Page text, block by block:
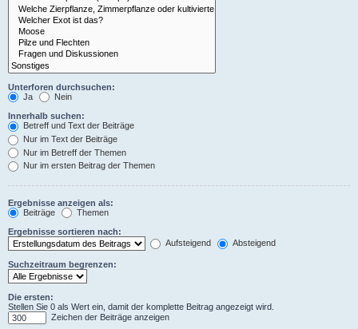
Unterforen durchsuchen:
Ja
Nein
Innerhalb suchen:
Betreff und Text der Beiträge
Nur im Text der Beiträge
Nur im Betreff der Themen
Nur im ersten Beitrag der Themen
Ergebnisse anzeigen als:
Beiträge
Themen
Ergebnisse sortieren nach:
Aufsteigend
Absteigend
Suchzeitraum begrenzen:
Die ersten:
Stellen Sie 0 als Wert ein, damit der komplette Beitrag angezeigt wird.
Zeichen der Beiträge anzeigen